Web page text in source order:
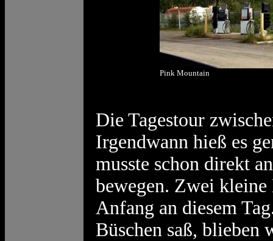
Pink Mountain
Die Tagestour
Irgendwann hieß es
musste schon direkt
bewegen. Zwei
Anfang an diesem
Büschen saß,